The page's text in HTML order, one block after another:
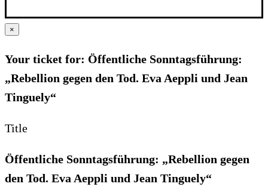
×
Your ticket for: Öffentliche Sonntagsführung:
„Rebellion gegen den Tod. Eva Aeppli und Jean
Tinguely“
Title
Öffentliche Sonntagsführung: „Rebellion gegen
den Tod. Eva Aeppli und Jean Tinguely“